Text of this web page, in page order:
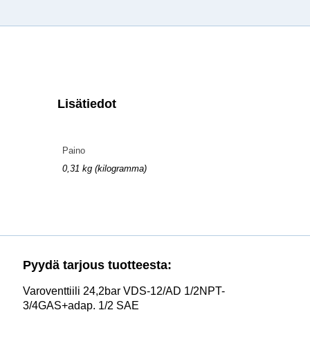
Lisätiedot
Paino
0,31 kg (kilogramma)
Pyydä tarjous tuotteesta:
Varoventtiili 24,2bar VDS-12/AD 1/2NPT-
3/4GAS+adap. 1/2 SAE